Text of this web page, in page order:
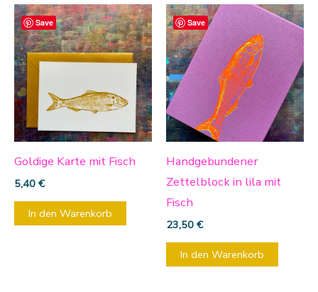
Save
Goldige Karte mit Fisch
5,40 €
In den Warenkorb
Save
Handgebundener
Zettelblock in lila mit
Fisch
23,50 €
In den Warenkorb